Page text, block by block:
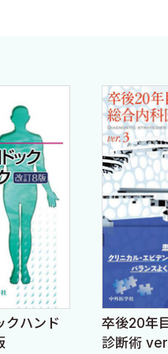
，痛みの主訴だけでな
ていくか，どのような
取り入れています．各章
みて，興味があるところ
病歴聴取をすることがあ
さい！
も私を支え，フローチ
クハンド
卒後20年
診断術